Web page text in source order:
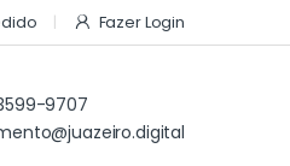
Fazer Login
9707